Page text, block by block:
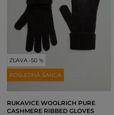
ZĽAVA -50 %
POSLEDNÁ ŠANCA
RUKAVICE WOOLRICH PURE
CASHMERE RIBBED GLOVES